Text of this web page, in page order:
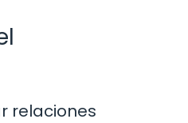
relaciones